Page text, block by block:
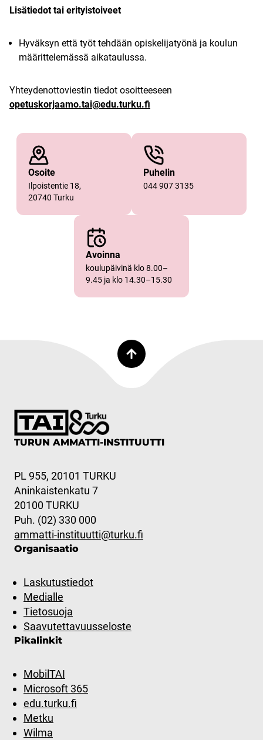
Lisätiedot tai erityistoiveet
Hyväksyn että työt tehdään opiskelijatyönä ja koulun
määrittelemässä aikataulussa.
Yhteydenottoviestin tiedot osoitteeseen
opetuskorjaamo.tai@edu.turku.fi
Osoite
Ilpoistentie 18,
20740 Turku
Puhelin
044 907 3135
Avoinna
koulupäivinä klo 8.00–
9.45 ja klo 14.30–15.30
TURUN AMMATTI-INSTITUUTTI
PL 955, 20101 TURKU
Aninkaistenkatu 7
20100 TURKU
Puh. (02) 330 000
ammatti-instituutti@turku.fi
Organisaatio
Laskutustiedot
Medialle
Tietosuoja
Saavutettavuusseloste
Pikalinkit
MobilTAI
Microsoft 365
edu.turku.fi
Metku
Wilma